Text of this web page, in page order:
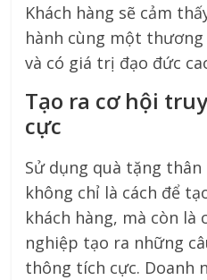
Khách hàng sẽ cảm
hành cùng một
và có giá trị đạo đức
Tạo ra cơ hội
cực
Sử dụng quà tặng
không chỉ là cách để
khách hàng, mà còn là
nghiệp tạo ra những
thông tích cực. Doanh